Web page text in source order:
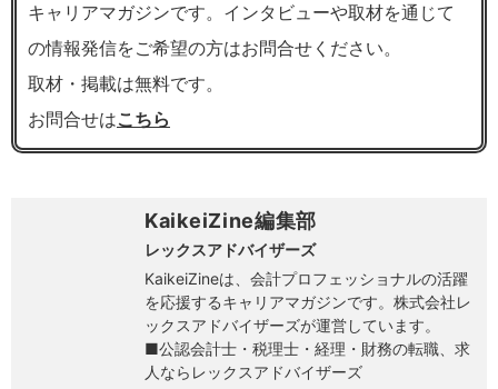
キャリアマガジンです。インタビューや取材を通じて
の情報発信をご希望の方はお問合せください。
取材・掲載は無料です。
お問合せはこちら
KaikeiZine編集部
レックスアドバイザーズ
KaikeiZineは、会計プロフェッショナルの活躍
を応援するキャリアマガジンです。株式会社レ
ックスアドバイザーズが運営しています。
■公認会計士・税理士・経理・財務の転職、求
人ならレックスアドバイザーズ